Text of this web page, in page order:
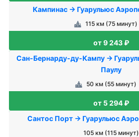
Кампинас → Гуарульюс
115 км (75 минут)
от 9 243 ₽
Сан-Бернарду-ду-Кампу →
Паулу
50 км (55 минут)
от 5 294 ₽
Сантос Порт → Гуарульюс
105 км (115 минут)